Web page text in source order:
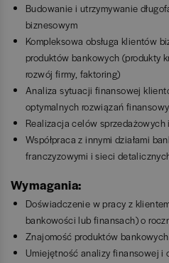
Budowanie i utrzymywanie
biznesowym
Kompleksowa obsługa klientów
produktów bankowych (produkty
rozwój firmy, faktoring)
Analiza sytuacji finansowej
optymalnych rozwiązań
Realizacja celów
Współpraca z innymi działami
franczyzowymi i sieci
Wymagania:
Doświadczenie w pracy z
bankowości lub finansach) o
Znajomość produktów
Umiejętność analizy finansowej i